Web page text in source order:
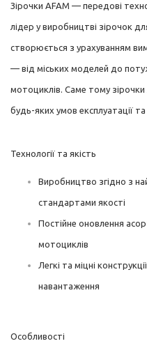
Зірочки AFAM — передові
лідер у виробництві зірочок
створюється з урахуванням
— від міських моделей до
мотоциклів. Саме тому
будь-яких умов експлуатації
Технології та якість
Виробництво згідно з
стандартами якості
Постійне оновлення
мотоциклів
Легкі та міцні
навантаження
Особливості